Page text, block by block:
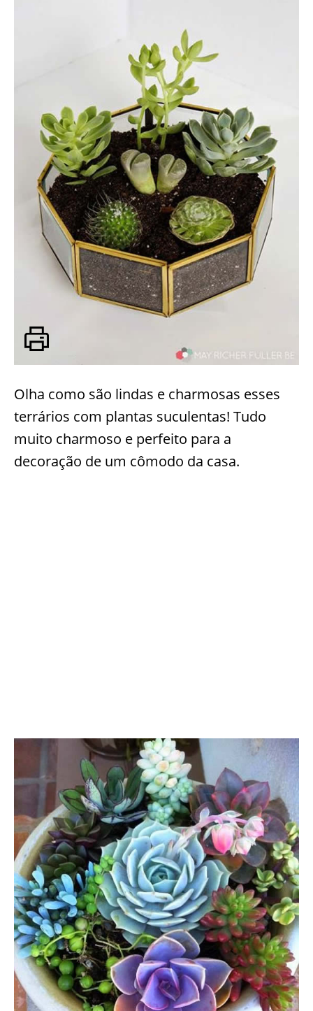
Olha como são lindas e charmosas esses
terrários com plantas suculentas! Tudo
muito charmoso e perfeito para a
decoração de um cômodo da casa.